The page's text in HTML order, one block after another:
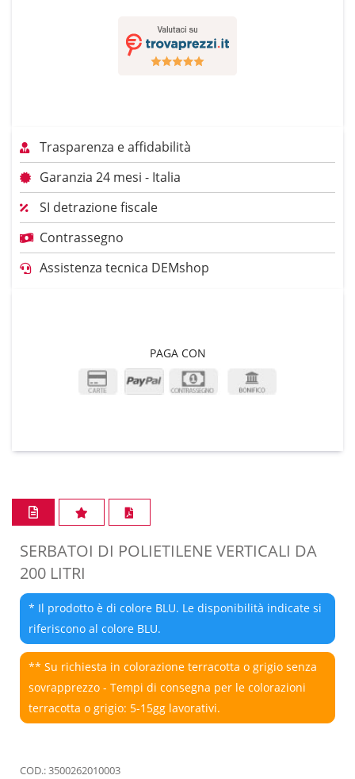
Trasparenza e affidabilità
Garanzia 24 mesi - Italia
SI detrazione fiscale
Contrassegno
Assistenza tecnica DEMshop
PAGA CON
SERBATOI DI POLIETILENE VERTICALI DA
200 LITRI
* Il prodotto è di colore BLU. Le disponibilità indicate si
riferiscono al colore BLU.
** Su richiesta in colorazione terracotta o grigio senza
sovrapprezzo - Tempi di consegna per le colorazioni
terracotta o grigio: 5-15gg lavorativi.
COD.: 3500262010003